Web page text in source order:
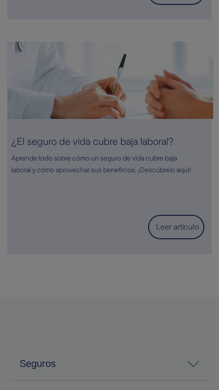
¿El seguro de vida cubre baja laboral?
Aprende todo sobre cómo un seguro de vida cubre baja
laboral y cómo aprovechar sus beneficios. ¡Descúbrelo aquí!
Leer artículo
Seguros